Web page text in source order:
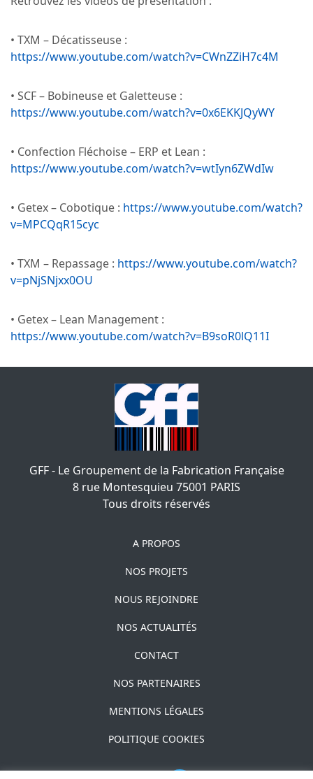
• TXM – Décatisseuse :
https://www.youtube.com/watch?v=CWnZZiH7c4M
• SCF – Bobineuse et Galetteuse :
https://www.youtube.com/watch?v=0x6EKKJQyWY
• Confection Fléchoise – ERP et Lean :
https://www.youtube.com/watch?v=wtIyn6ZWdIw
• Getex – Cobotique : https://www.youtube.com/watch?
v=MPCQqR15cyc
• TXM – Repassage : https://www.youtube.com/watch?
v=pNjSNjxx0OU
• Getex – Lean Management :
https://www.youtube.com/watch?v=B9soR0lQ11I
GFF - Le Groupement de la Fabrication Française
8 rue Montesquieu 75001 PARIS
Tous droits réservés
A PROPOS
NOS PROJETS
NOUS REJOINDRE
NOS ACTUALITÉS
CONTACT
NOS PARTENAIRES
MENTIONS LÉGALES
POLITIQUE COOKIES